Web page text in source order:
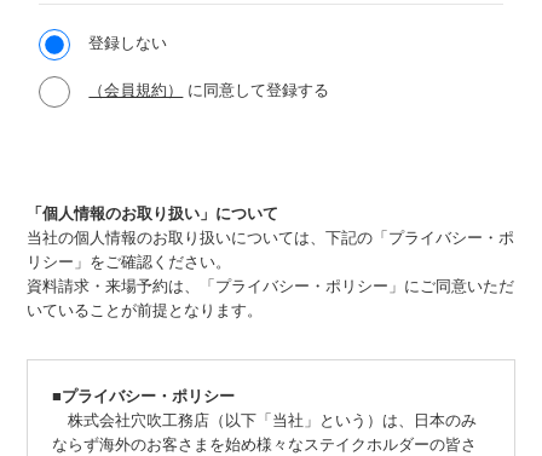
登録しない
（会員規約） に同意して登録する
「個人情報のお取り扱い」について
当社の個人情報のお取り扱いについては、下記の「プライバシー・ポ
リシー」をご確認ください。
資料請求・来場予約は、「プライバシー・ポリシー」にご同意いただ
いていることが前提となります。
■プライバシー・ポリシー
株式会社穴吹工務店（以下「当社」という）は、日本のみ
ならず海外のお客さまを始め様々なステイクホルダーの皆さ